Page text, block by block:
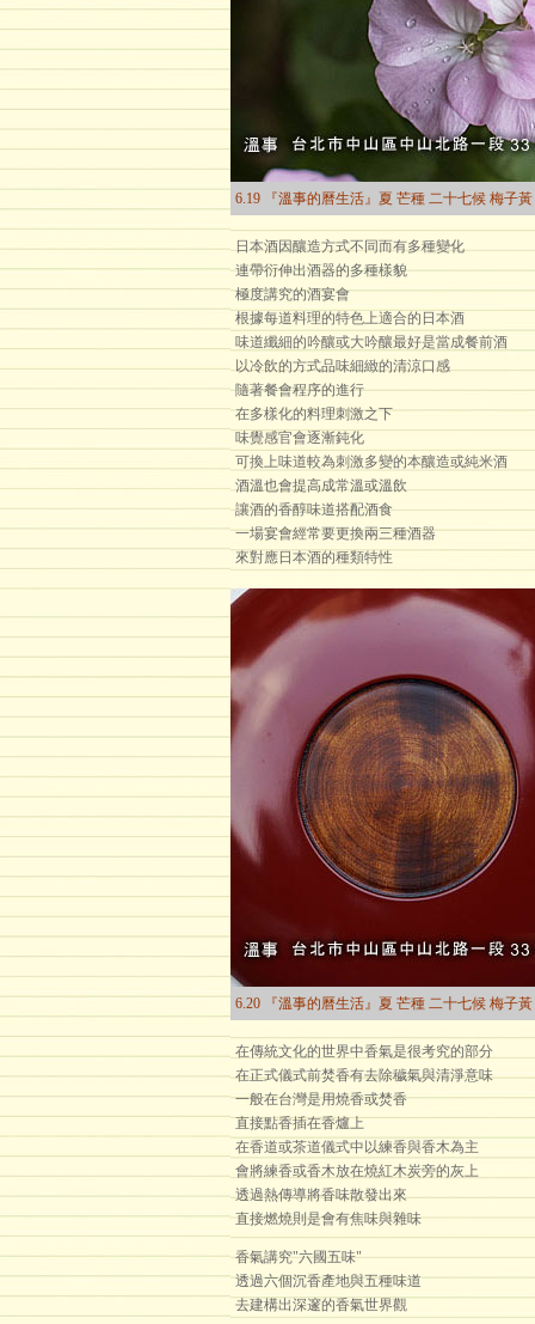
6.19 『溫事的曆生活』夏 芒種 二十七候 梅子黃
日本酒因釀造方式不同而有多種變化
連帶衍伸出酒器的多種樣貌
極度講究的酒宴會
根據每道料理的特色上適合的日本酒
味道纖細的吟釀或大吟釀最好是當成餐前酒
以冷飲的方式品味細緻的清涼口感
隨著餐會程序的進行
在多樣化的料理刺激之下
味覺感官會逐漸鈍化
可換上味道較為刺激多變的本釀造或純米酒
酒溫也會提高成常溫或溫飲
讓酒的香醇味道搭配酒食
一場宴會經常要更換兩三種酒器
來對應日本酒的種類特性
6.20 『溫事的曆生活』夏 芒種 二十七候 梅子黃
在傳統文化的世界中香氣是很考究的部分
在正式儀式前焚香有去除穢氣與清淨意味
一般在台灣是用燒香或焚香
直接點香插在香爐上
在香道或茶道儀式中以練香與香木為主
會將練香或香木放在燒紅木炭旁的灰上
透過熱傳導將香味散發出來
直接燃燒則是會有焦味與雜味
香氣講究"六國五味"
透過六個沉香產地與五種味道
去建構出深邃的香氣世界觀